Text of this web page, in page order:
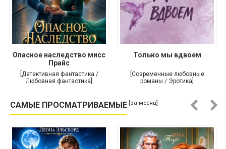
Опасное наследство мисс
Прайс
[Детективная фантастика /
Любовная фантастика]
Только мы вдвоем
[Современные любовные
романы / Эротика]
САМЫЕ ПРОСМАТРИВАЕМЫЕ [за месяц]